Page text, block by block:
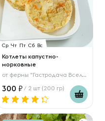
Ср Чт Пт Сб Вс
Котлеты капустно-
морковные
от фермы "Гастродача Вселуг"
300 / 2 шт (200 гр)